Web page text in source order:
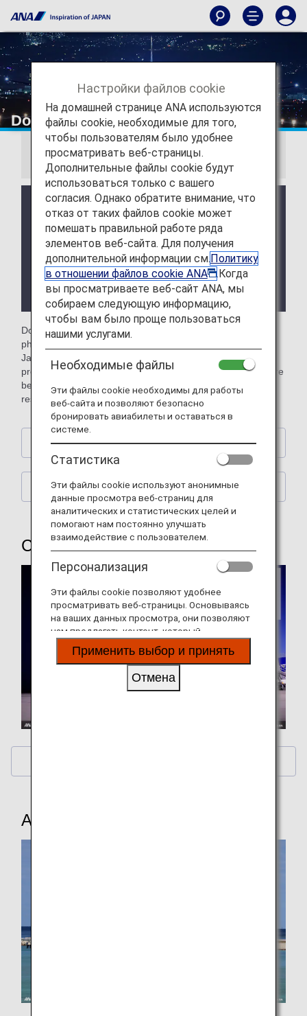
Download Wallpapers
Information
July 28, 2026 Release of August 2026 Wallpaper
Calendar.
July 28, 2026 Release of ANA Original Wallpaper
(PC・iPad).
July 28, 2026 Release of ANA Original Wallpaper
(Smartphone).
Download free official ANA computer wallpapers featuring
photos of planes (aircraft), the sky, and street scenes from
Japan and across the world. You can also download our
previous wallpapers showcasing retired jumbo jets and more
besides. Please choose a wallpaper to match your screen
resolution. (Updated every month)
Calendar Wallpaper
ANA Original Wallpaper
Calendar Wallpaper
ANA Original Wallpaper
Настройки файлов cookie
На домашней странице ANA используются
файлы cookie, необходимые для того,
чтобы пользователям было удобнее
просматривать веб-страницы.
Дополнительные файлы cookie будут
использоваться только с вашего
согласия. Однако обратите внимание, что
отказ от таких файлов cookie может
помешать правильной работе ряда
элементов веб-сайта. Для получения
дополнительной информации см.Политику
в отношении файлов cookie ANA
.Когда
вы просматриваете веб-сайт ANA, мы
собираем следующую информацию,
чтобы вам было проще пользоваться
нашими услугами.
Необходимые файлы
Эти файлы cookie необходимы для работы
веб-сайта и позволяют безопасно
бронировать авиабилеты и оставаться в
системе.
Статистика
Эти файлы cookie используют анонимные
данные просмотра веб-страниц для
аналитических и статистических целей и
помогают нам постоянно улучшать
взаимодействие с пользователем.
Персонализация
Эти файлы cookie позволяют удобнее
просматривать веб-страницы. Основываясь
на ваших данных просмотра, они позволяют
нам предлагать контент, который
соответствует вашим личным интересам, в
виде веб-сайтов, электронной почты,
Применить выбор и принять
Отмена